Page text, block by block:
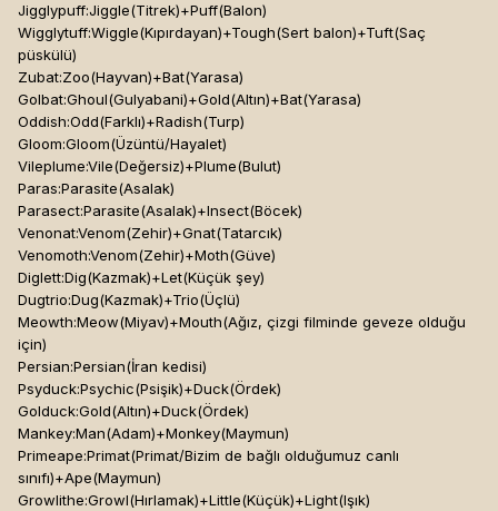
Jigglypuff:Jiggle(Titrek)+Puff(Balon)
Wigglytuff:Wiggle(Kıpırdayan)+Tough(Sert balon)+Tuft(Saç
püskülü)
Zubat:Zoo(Hayvan)+Bat(Yarasa)
Golbat:Ghoul(Gulyabani)+Gold(Altın)+Bat(Yarasa)
Oddish:Odd(Farklı)+Radish(Turp)
Gloom:Gloom(Üzüntü/Hayalet)
Vileplume:Vile(Değersiz)+Plume(Bulut)
Paras:Parasite(Asalak)
Parasect:Parasite(Asalak)+Insect(Böcek)
Venonat:Venom(Zehir)+Gnat(Tatarcık)
Venomoth:Venom(Zehir)+Moth(Güve)
Diglett:Dig(Kazmak)+Let(Küçük şey)
Dugtrio:Dug(Kazmak)+Trio(Üçlü)
Meowth:Meow(Miyav)+Mouth(Ağız, çizgi filminde geveze olduğu
için)
Persian:Persian(İran kedisi)
Psyduck:Psychic(Psişik)+Duck(Ördek)
Golduck:Gold(Altın)+Duck(Ördek)
Mankey:Man(Adam)+Monkey(Maymun)
Primeape:Primat(Primat/Bizim de bağlı olduğumuz canlı
sınıfı)+Ape(Maymun)
Growlithe:Growl(Hırlamak)+Little(Küçük)+Light(Işık)